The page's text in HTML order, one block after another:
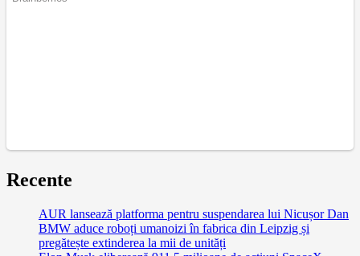
Recente
AUR lansează platforma pentru suspendarea lui Nicușor Dan
BMW aduce roboți umanoizi în fabrica din Leipzig și
pregătește extinderea la mii de unități